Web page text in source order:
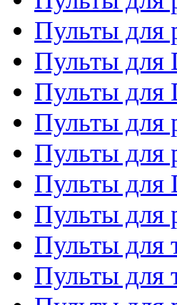
Пульты для
Пульты
Пульты для
Пульты для
Пульты для
Пульты для
Пульты для
Пульты для
Пульты для